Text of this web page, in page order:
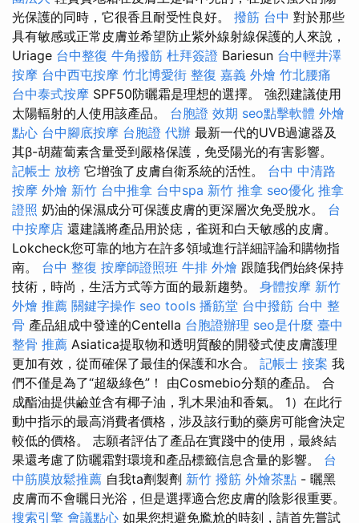
光保護的同時，它很香且耐受性良好。 撥筋 台中 對於那些
具有敏感或正常皮膚並希望防止紫外線射線保護的人來說，
Uriage 台中整復 牛角撥筋 杜拜簽證 Bariesun 台中輕井澤
按摩 台中西屯按摩 竹北博愛街 整復 嘉義 外燴 竹北腰痛
台中泰式按摩 SPF50防曬霜是理想的選擇。 強烈建議使用
太陽輻射的人使用該產品。 台胞證 效期 seo點擊軟體 外燴
點心 台中腳底按摩 台胞證 代辦 最新一代的UVB過濾器及
其β-胡蘿蔔素含量受到嚴格保護，免受陽光的有害影響。
記帳士 放榜 它增強了皮膚自衛系統的活性。 台中 中清路
按摩 外燴 新竹 台中推拿 台中spa 新竹 推拿 seo優化 推拿
證照 奶油的保濕成分可保護皮膚的更深層次免受脫水。 台
中按摩店 還建議將產品用於痣，雀斑和白天敏感的皮膚。
Lokcheck您可靠的地方在許多領域進行詳細評論和購物指
南。 台中 整復 按摩師證照班 牛排 外燴 跟隨我們始終保持
技術，時尚，生活方式等方面的最新趨勢。 身體按摩 新竹
外燴 推薦 關鍵字操作 seo tools 播筋堂 台中撥筋 台中 整
骨 產品組成中發達的Centella 台胞證辦理 seo是什麼 臺中
整骨 推薦 Asiatica提取物和透明質酸的開發式使皮膚護理
更加有效，從而確保了最佳的保護和水合。 記帳士 接案 我
們不僅是為了“超級綠色”！ 由Cosmebio分類的產品。 合
成酯油提供鹼並含有椰子油，乳木果油和香氣。 1）在此行
動中指示的最高消費者價格，涉及該行動的藥房可能會決定
較低的價格。 志願者評估了產品在實踐中的使用，最終結
果還考慮了防曬霜對環境和產品標籤信息含量的影響。 台
中筋膜放鬆推薦 自我ta劑製劑 新竹 撥筋 外燴茶點 - 曬黑
皮膚而不會曬日光浴，但是選擇適合您皮膚的陰影很重要。
搜索引擎 會議點心 如果您想避免尷尬的時刻，請首先嘗試